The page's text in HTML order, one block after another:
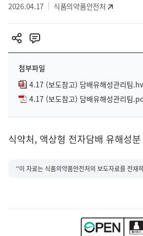
2026.04.17 식품의약품안전처
첨부파일
4.17 (보도참고) 담배유해성관리팀
4.17 (보도참고) 담배유해성관리팀
식약처, 액상형 전자담배 유해성
“이 자료는 식품의약품안전처의 보도자료를 전재